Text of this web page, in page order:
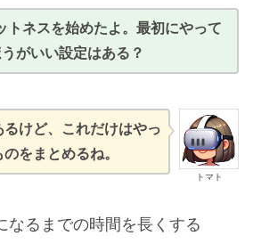
トネスを始めたよ。最初にやって
がいい設定はある？
トマト
けど、これだけはやっ
をまとめるね。
なるまでの時間を長くする